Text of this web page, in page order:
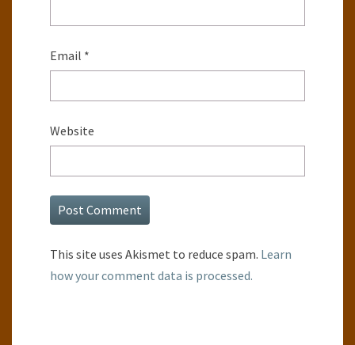
Email *
Website
This site uses Akismet to reduce spam. Learn
how your comment data is processed.